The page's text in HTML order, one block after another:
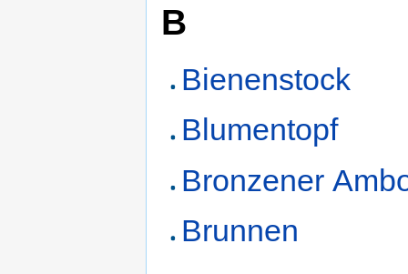
B
Bienenstock
Blumentopf
Bronzener
Brunnen